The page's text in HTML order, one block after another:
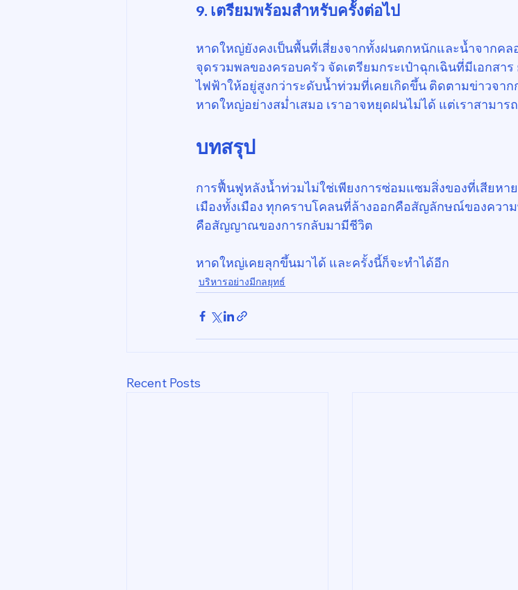
9. เตรียมพร้อมสำหรับครั้งต่อไป
หาดใหญ่ยังคงเป็นพื้นที่เสี่ยงจากทั้งฝนตกหนักและน้ำจากคล
จุดรวมพลของครอบครัว จัดเตรียมกระเป๋าฉุกเฉินที่มีเอกสาร
ไฟฟ้าให้อยู่สูงกว่าระดับน้ำท่วมที่เคยเกิดขึ้น ติดตามข่าวจา
หาดใหญ่อย่างสม่ำเสมอ เราอาจหยุดฝนไม่ได้ แต่เราสามาร
บทสรุป
การฟื้นฟูหลังน้ำท่วมไม่ใช่เพียงการซ่อมแซมสิ่งของที่เสียหา
เมืองทั้งเมือง ทุกคราบโคลนที่ล้างออกคือสัญลักษณ์ของควา
คือสัญญาณของการกลับมามีชีวิต
หาดใหญ่เคยลุกขึ้นมาได้ และครั้งนี้ก็จะทำได้อีก
บริหารอย่างมีกลยุทธ์
Recent Posts